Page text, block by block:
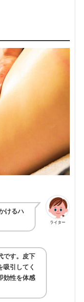
ライター
けるハ
です。皮下
吸引してく
効性を体感